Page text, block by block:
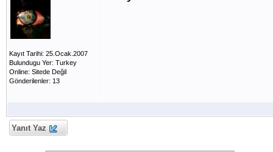
Kayıt Tarihi: 25.Ocak.2007
Bulundugu Yer: Turkey
Online: Sitede Değil
Gönderilenler: 13
Yanıt Yaz